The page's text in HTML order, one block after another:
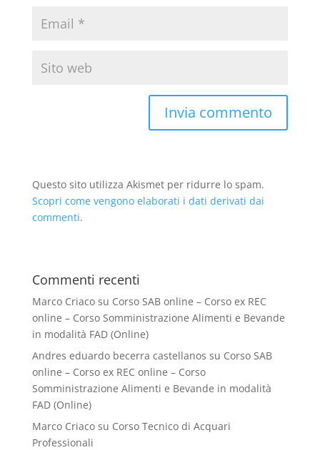
Questo sito utilizza Akismet per ridurre lo spam.
Scopri come vengono elaborati i dati derivati dai
commenti.
Commenti recenti
Marco Criacosu Corso SAB online – Corso ex REC
online – Corso Somministrazione Alimenti e Bevande
in modalità FAD (Online)
Andres eduardo becerra castellanos su Corso SAB
online – Corso ex REC online – Corso
Somministrazione Alimenti e Bevande in modalità
FAD (Online)
Marco Criacosu Corso Tecnico di Acquari
Professionali